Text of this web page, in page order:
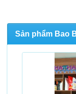
Sản phẩm Bao